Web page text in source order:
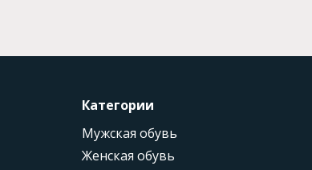
Категории
Мужская обувь
Женская обувь